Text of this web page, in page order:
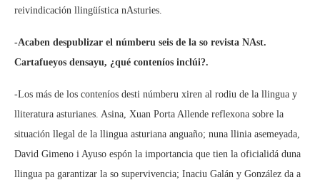
reivindicación llingüística nAsturies.
-Acaben despublizar el númberu seis de la so revista NAst.
Cartafueyos densayu, ¿qué conteníos inclúi?.
-Los más de los conteníos desti númberu xiren al rodiu de la llingua y
lliteratura asturianes. Asina, Xuan Porta Allende reflexona sobre la
situación llegal de la llingua asturiana anguaño; nuna llinia asemeyada,
David Gimeno i Ayuso espón la importancia que tien la oficialidá duna
llingua pa garantizar la so supervivencia; Inaciu Galán y González da a